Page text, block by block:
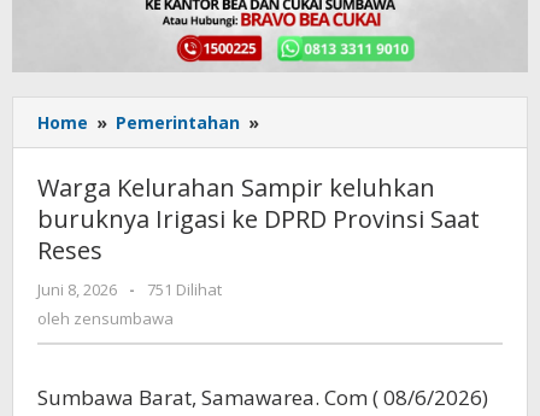
Home » Pemerintahan »
Kelurahan
keluhkan
buruknya
Saat
Warga Kelurahan Sampir keluhkan
buruknya Irigasi ke DPRD Provinsi Saat
Reses
Juni 8, 2026
oleh
zensumbawa
-
751 Dilihat
oleh zensumbawa
Sumbawa Barat, Samawarea. Com ( 08/6/2026)